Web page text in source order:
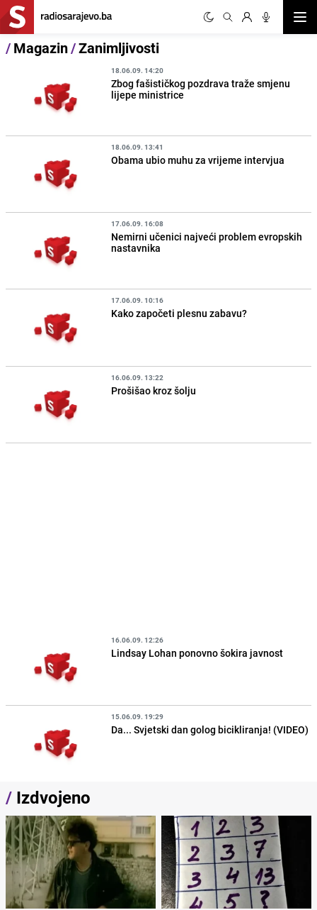
/Magazin/Zanimljivosti
18.06.09. 14:20
Zbog fašističkog pozdrava traže smjenu
lijepe ministrice
18.06.09. 13:41
Obama ubio muhu za vrijeme intervjua
17.06.09. 16:08
Nemirni učenici najveći problem evropskih
nastavnika
17.06.09. 10:16
Kako započeti plesnu zabavu?
16.06.09. 13:22
Prošišao kroz šolju
16.06.09. 12:26
Lindsay Lohan ponovno šokira javnost
15.06.09. 19:29
Da... Svjetski dan golog bicikliranja! (VIDEO)
/ Izdvojeno